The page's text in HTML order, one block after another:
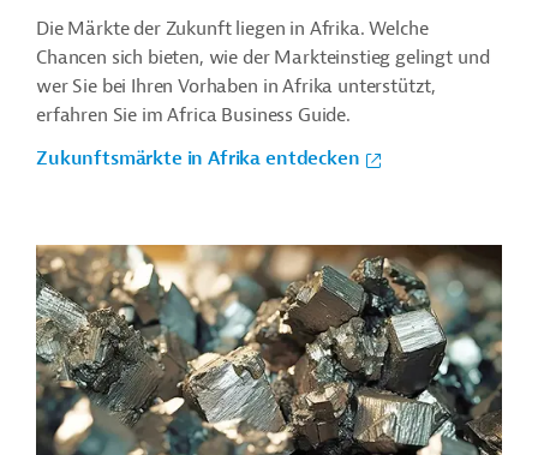
Die Märkte der Zukunft liegen in Afrika. Welche
Chancen sich bieten, wie der Markteinstieg gelingt und
wer Sie bei Ihren Vorhaben in Afrika unterstützt,
erfahren Sie im Africa Business Guide.
Zukunftsmärkte in Afrika entdecken